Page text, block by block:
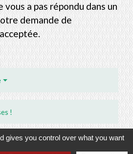
vous a pas répondu dans un
demande de
!
d'urbanisme : quels sont les
?
gives you control over what you want